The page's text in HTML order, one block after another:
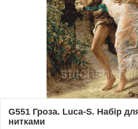
G551 Гроза. Luca-S. Набір
нитками